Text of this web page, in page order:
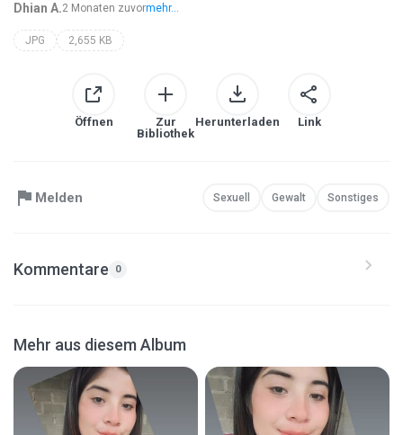
Dhian A.2 Monaten zuvormehr...
JPG 2,655 KB
Öffnen
Zur
Bibliothek
Herunterladen Link
Melden Sexuell Gewalt Sonstiges
Kommentare 0
Mehr aus diesem Album